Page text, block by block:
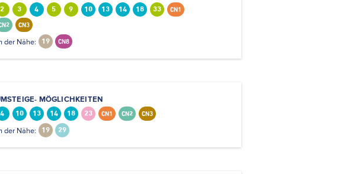
2 3 4 5 9 10 13 14 18 33 CN1
CN3
der Nähe: 19 CN8
MÖGLICHKEITEN
4 10 13 14 18 23 CN1 CN2 CN3
der Nähe: 19 29